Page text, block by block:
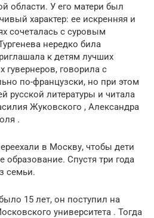
области. У его матери был
характер: ее искренняя и
сочеталась с суровым
нередко била
к детям лучших
гувернеров, говорила с
по-французски, но при этом
русской литературы и читала
Жуковского , Александра
.
в Москву, чтобы дети
образование. Спустя три года
семьи.
15 лет, он поступил на
университета . Тогда